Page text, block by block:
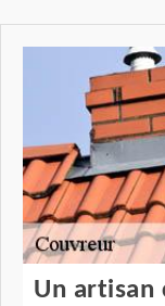
Un artisan